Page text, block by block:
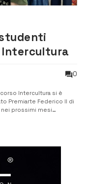
0
Intercultura si è
Premiarte Federico II di
prossimi mesi
è stata Asia